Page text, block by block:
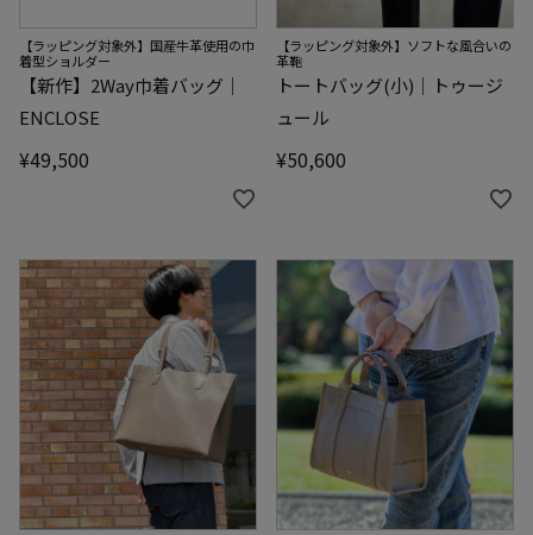
【ラッピング対象外】国産牛革使用の巾
着型ショルダー
【新作】2Way巾着バッグ｜
ENCLOSE
¥49,500
【ラッピング対象外】ソフトな風合いの
革鞄
トートバッグ(小)｜トゥージ
ュール
¥50,600